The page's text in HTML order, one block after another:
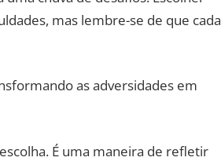
mas lembre-se de que cada
as adversidades em
É uma maneira de refletir